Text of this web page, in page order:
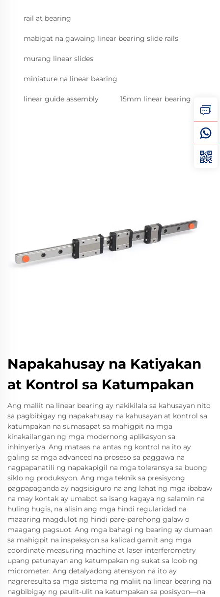
rail at bearing
mabigat na gawaing linear bearing slide rails
murang linear slides
miniature na linear bearing
linear guide assembly 15mm linear bearing
Napakahusay na Katiyakan
at Kontrol sa Katumpakan
Ang maliit na linear bearing ay nakikilala sa kahusayan nito
sa pagbibigay ng napakahusay na kahusayan at kontrol sa
katumpakan na sumasapat sa mahigpit na mga
kinakailangan ng mga modernong aplikasyon sa
inhinyeriya. Ang mataas na antas ng kontrol na ito ay
galing sa mga advanced na proseso sa paggawa na
nagpapanatili ng napakapigil na mga toleransya sa buong
siklo ng produksyon. Ang mga teknik sa presisyong
pagpapaganda ay nagsisiguro na ang lahat ng mga ibabaw
na may kontak ay umabot sa isang kagaya ng salamin na
huling hugis, na alisin ang mga hindi regularidad na
maaaring magdulot ng hindi pare-parehong galaw o
maagang pagsuot. Ang mga bahagi ng bearing ay dumaan
sa mahigpit na inspeksyon sa kalidad gamit ang mga
coordinate measuring machine at laser interferometry
upang patunayan ang katumpakan ng sukat sa loob ng
micrometer. Ang detalyadong atensyon na ito ay
nagreresulta sa mga sistema ng maliit na linear bearing na
nagbibigay ng paulit-ulit na katumpakan sa posisyon—na